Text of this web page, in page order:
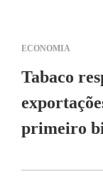
ECONOMIA
Tabaco
primeiro